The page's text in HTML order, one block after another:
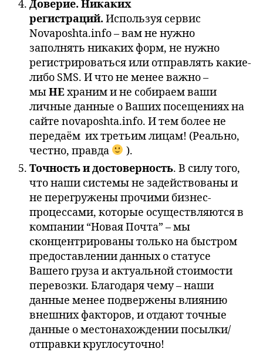
Доверие. Никаких
регистраций. Используя сервис
Novaposhta.info – вам не нужно
заполнять никаких форм, не нужно
регистрироваться или отправлять какие-
либо SMS. И что не менее важно –
мыНЕхраним и не собираем ваши
личные данные о Ваших посещениях на
сайте novaposhta.info. И тем более не
передаём их третьим лицам! (Реально,
честно, правда
).
Точность и достоверность. В силу того,
что наши системы не задействованы и
не перегружены прочими бизнес-
процессами, которые осуществляются в
компании “Новая Почта” – мы
сконцентрированы только на быстром
предоставлении данных о статусе
Вашего груза и актуальной стоимости
перевозки. Благодаря чему – наши
данные менее подвержены влиянию
внешних факторов, и отдают точные
данные о местонахождении посылки/
отправки круглосуточно!